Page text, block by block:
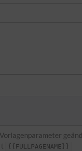
{{FULLPAGENAME}}